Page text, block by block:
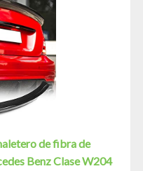
de fibra de
Benz Clase W204